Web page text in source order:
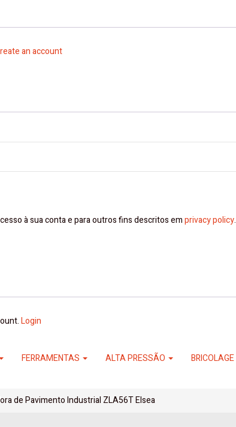
an account
à sua conta e para outros fins descritos emprivacy policy.
Login
FERRAMENTAS ALTA PRESSÃO BRICOLAGE
de Pavimento Industrial ZLA56T Elsea